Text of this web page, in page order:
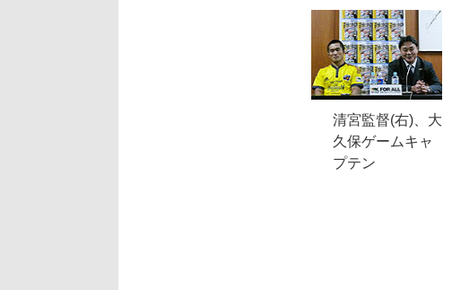
清宮監督(右)、大
久保ゲームキャ
プテン